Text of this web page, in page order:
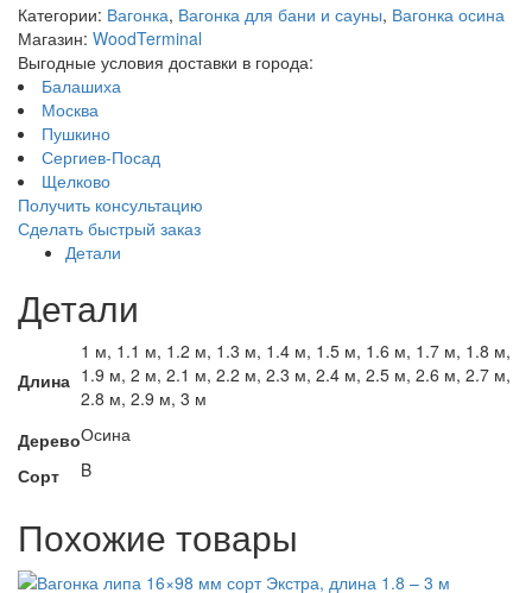
Категории: Вагонка, Вагонка для бани и сауны, Вагонка осина
Магазин: WoodTerminal
Выгодные условия доставки в города:
Балашиха
Москва
Пушкино
Сергиев-Посад
Щелково
Получить консультацию
Сделать быстрый заказ
Детали
Детали
Длина
1 м, 1.1 м, 1.2 м, 1.3 м, 1.4 м, 1.5 м, 1.6 м, 1.7 м, 1.8 м,
1.9 м, 2 м, 2.1 м, 2.2 м, 2.3 м, 2.4 м, 2.5 м, 2.6 м, 2.7 м,
2.8 м, 2.9 м, 3 м
ДеревоОсина
Сорт
B
Похожие товары